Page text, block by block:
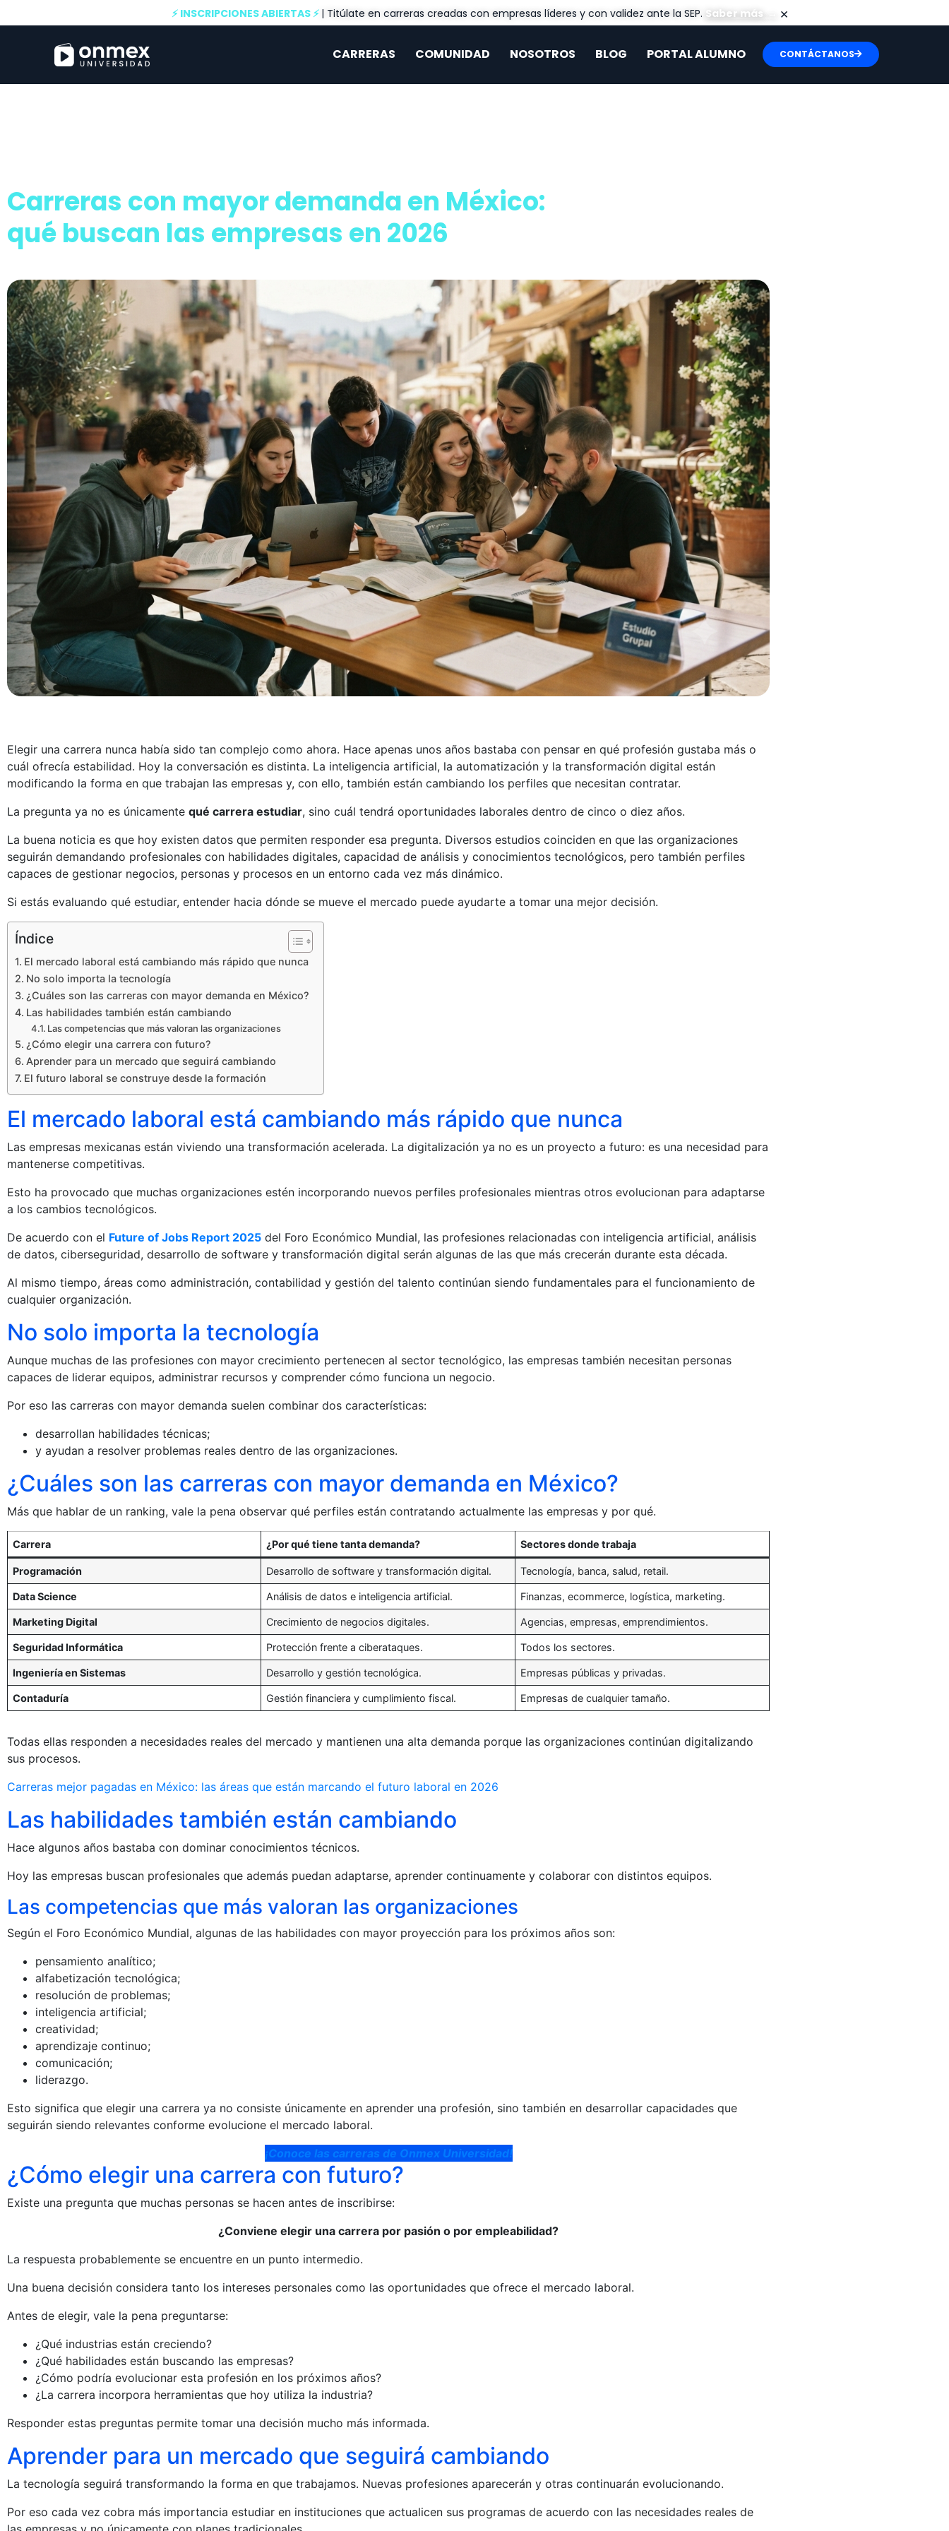
⚡ INSCRIPCIONES ABIERTAS ⚡ | Titúlate en carreras creadas con empresas líderes y con validez ante la SEP. Saber más ×
CARRERAS COMUNIDAD NOSOTROS BLOG PORTAL ALUMNO CONTÁCTANOS
Carreras con mayor demanda en México:
qué buscan las empresas en 2026
Elegir una carrera nunca había sido tan complejo como ahora. Hace apenas unos años bastaba con pensar en qué profesión gustaba más o
cuál ofrecía estabilidad. Hoy la conversación es distinta. La inteligencia artificial, la automatización y la transformación digital están
modificando la forma en que trabajan las empresas y, con ello, también están cambiando los perfiles que necesitan contratar.
La pregunta ya no es únicamente qué carrera estudiar, sino cuál tendrá oportunidades laborales dentro de cinco o diez años.
La buena noticia es que hoy existen datos que permiten responder esa pregunta. Diversos estudios coinciden en que las organizaciones
seguirán demandando profesionales con habilidades digitales, capacidad de análisis y conocimientos tecnológicos, pero también perfiles
capaces de gestionar negocios, personas y procesos en un entorno cada vez más dinámico.
Si estás evaluando qué estudiar, entender hacia dónde se mueve el mercado puede ayudarte a tomar una mejor decisión.
Índice
El mercado laboral está cambiando más rápido que nunca
No solo importa la tecnología
¿Cuáles son las carreras con mayor demanda en México?
Las habilidades también están cambiando
Las competencias que más valoran las organizaciones
¿Cómo elegir una carrera con futuro?
Aprender para un mercado que seguirá cambiando
El futuro laboral se construye desde la formación
El mercado laboral está cambiando más rápido que nunca
Las empresas mexicanas están viviendo una transformación acelerada. La digitalización ya no es un proyecto a futuro: es una necesidad para
mantenerse competitivas.
Esto ha provocado que muchas organizaciones estén incorporando nuevos perfiles profesionales mientras otros evolucionan para adaptarse
a los cambios tecnológicos.
De acuerdo con el Future of Jobs Report 2025 del Foro Económico Mundial, las profesiones relacionadas con inteligencia artificial, análisis
de datos, ciberseguridad, desarrollo de software y transformación digital serán algunas de las que más crecerán durante esta década.
Al mismo tiempo, áreas como administración, contabilidad y gestión del talento continúan siendo fundamentales para el funcionamiento de
cualquier organización.
No solo importa la tecnología
Aunque muchas de las profesiones con mayor crecimiento pertenecen al sector tecnológico, las empresas también necesitan personas
capaces de liderar equipos, administrar recursos y comprender cómo funciona un negocio.
Por eso las carreras con mayor demanda suelen combinar dos características:
desarrollan habilidades técnicas;
y ayudan a resolver problemas reales dentro de las organizaciones.
¿Cuáles son las carreras con mayor demanda en México?
Más que hablar de un ranking, vale la pena observar qué perfiles están contratando actualmente las empresas y por qué.
Carrera ¿Por qué tiene tanta demanda? Sectores donde trabaja
Programación Desarrollo de software y transformación digital. Tecnología, banca, salud, retail.
Data Science Análisis de datos e inteligencia artificial. Finanzas, ecommerce, logística, marketing.
Marketing Digital Crecimiento de negocios digitales. Agencias, empresas, emprendimientos.
Seguridad Informática Protección frente a ciberataques. Todos los sectores.
Ingeniería en Sistemas Desarrollo y gestión tecnológica. Empresas públicas y privadas.
Contaduría Gestión financiera y cumplimiento fiscal. Empresas de cualquier tamaño.
Todas ellas responden a necesidades reales del mercado y mantienen una alta demanda porque las organizaciones continúan digitalizando
sus procesos.
Carreras mejor pagadas en México: las áreas que están marcando el futuro laboral en 2026
Las habilidades también están cambiando
Hace algunos años bastaba con dominar conocimientos técnicos.
Hoy las empresas buscan profesionales que además puedan adaptarse, aprender continuamente y colaborar con distintos equipos.
Las competencias que más valoran las organizaciones
Según el Foro Económico Mundial, algunas de las habilidades con mayor proyección para los próximos años son:
pensamiento analítico;
alfabetización tecnológica;
resolución de problemas;
inteligencia artificial;
creatividad;
aprendizaje continuo;
comunicación;
liderazgo.
Esto significa que elegir una carrera ya no consiste únicamente en aprender una profesión, sino también en desarrollar capacidades que
seguirán siendo relevantes conforme evolucione el mercado laboral.
¡Conoce las carreras de Onmex Universidad!
¿Cómo elegir una carrera con futuro?
Existe una pregunta que muchas personas se hacen antes de inscribirse:
¿Conviene elegir una carrera por pasión o por empleabilidad?
La respuesta probablemente se encuentre en un punto intermedio.
Una buena decisión considera tanto los intereses personales como las oportunidades que ofrece el mercado laboral.
Antes de elegir, vale la pena preguntarse:
¿Qué industrias están creciendo?
¿Qué habilidades están buscando las empresas?
¿Cómo podría evolucionar esta profesión en los próximos años?
¿La carrera incorpora herramientas que hoy utiliza la industria?
Responder estas preguntas permite tomar una decisión mucho más informada.
Aprender para un mercado que seguirá cambiando
La tecnología seguirá transformando la forma en que trabajamos. Nuevas profesiones aparecerán y otras continuarán evolucionando.
Por eso cada vez cobra más importancia estudiar en instituciones que actualicen sus programas de acuerdo con las necesidades reales de